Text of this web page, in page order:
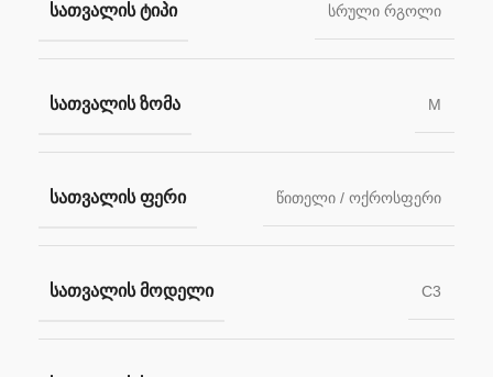
ᲡᲐᲗᲕᲐᲚᲘᲡ ᲢᲘᲞᲘ სრული რგოლი
ᲡᲐᲗᲕᲐᲚᲘᲡ ᲖᲝᲛᲐ M
ᲡᲐᲗᲕᲐᲚᲘᲡ ᲤᲔᲠᲘ წითელი / ოქროსფერი
ᲡᲐᲗᲕᲐᲚᲘᲡ ᲛᲝᲓᲔᲚᲘ C3